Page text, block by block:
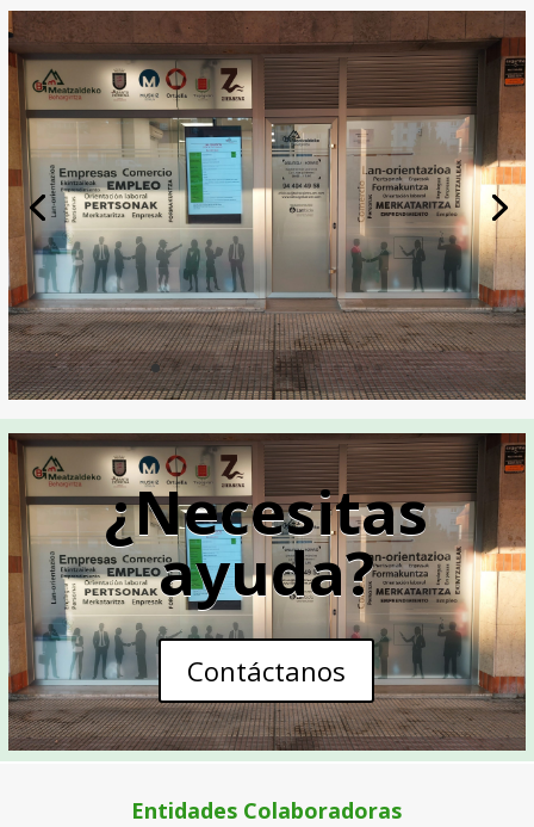
¿Necesitas
ayuda?
Contáctanos
Entidades Colaboradoras